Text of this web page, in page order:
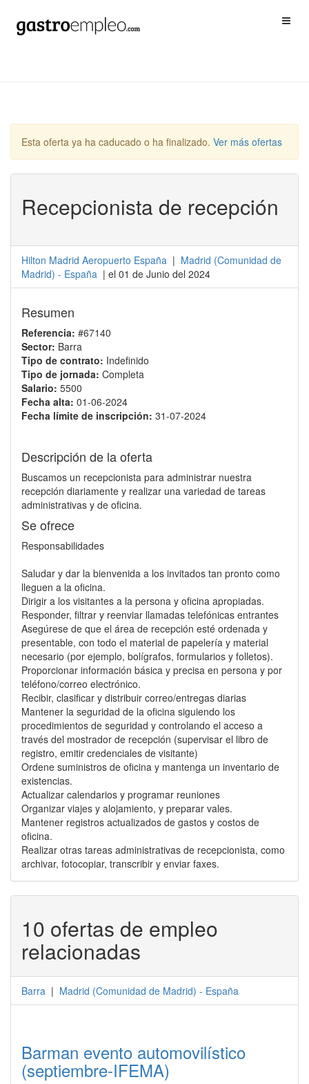
Esta oferta ya ha caducado o ha finalizado. Ver más ofertas
Recepcionista de recepción
Hilton Madrid Aeropuerto España | Madrid (Comunidad de
Madrid) - España | el 01 de Junio del 2024
Resumen
Referencia: #67140
Sector: Barra
Tipo de contrato: Indefinido
Tipo de jornada: Completa
Salario: 5500
Fecha alta: 01-06-2024
Fecha límite de inscripción: 31-07-2024
Descripción de la oferta
Buscamos un recepcionista para administrar nuestra
recepción diariamente y realizar una variedad de tareas
administrativas y de oficina.
Se ofrece
Responsabilidades
Saludar y dar la bienvenida a los invitados tan pronto como
lleguen a la oficina.
Dirigir a los visitantes a la persona y oficina apropiadas.
Responder, filtrar y reenviar llamadas telefónicas entrantes
Asegúrese de que el área de recepción esté ordenada y
presentable, con todo el material de papelería y material
necesario (por ejemplo, bolígrafos, formularios y folletos).
Proporcionar información básica y precisa en persona y por
teléfono/correo electrónico.
Recibir, clasificar y distribuir correo/entregas diarias
Mantener la seguridad de la oficina siguiendo los
procedimientos de seguridad y controlando el acceso a
través del mostrador de recepción (supervisar el libro de
registro, emitir credenciales de visitante)
Ordene suministros de oficina y mantenga un inventario de
existencias.
Actualizar calendarios y programar reuniones
Organizar viajes y alojamiento, y preparar vales.
Mantener registros actualizados de gastos y costos de
oficina.
Realizar otras tareas administrativas de recepcionista, como
archivar, fotocopiar, transcribir y enviar faxes.
10 ofertas de empleo
relacionadas
Barra | Madrid (Comunidad de Madrid) - España
Barman evento automovilístico
(septiembre-IFEMA)